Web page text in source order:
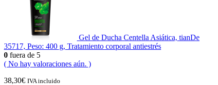
Gel de Ducha Centella Asiática, tianDe
35717, Peso: 400 g, Tratamiento corporal antiestrés
0 fuera de 5
( No hay valoraciones aún. )
38,30€ IVA incluido